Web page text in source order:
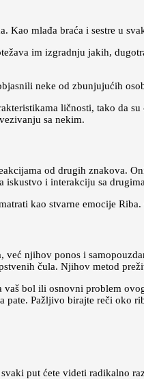
Kao mlađa braća i sestre u
im izgradnju jakih,
neke od zbunjujućih
ličnosti, tako da
sa nekim.
od drugih znakova.
iskustvo i interakciju sa
kao stvarne emocije
već njihov ponos i
čula. Njihov metod
bol ili osnovni problem
pate. Pažljivo birajte reči oko
put ćete videti radikalno